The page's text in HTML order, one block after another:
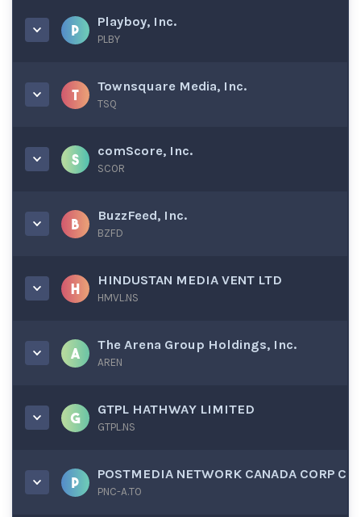
Playboy, Inc.
PLBY
Townsquare Media, Inc.
TSQ
comScore, Inc.
SCOR
BuzzFeed, Inc.
BZFD
HINDUSTAN MEDIA VENT LTD
HMVL.NS
The Arena Group Holdings, Inc.
AREN
GTPL HATHWAY LIMITED
GTPL.NS
POSTMEDIA NETWORK CANADA CORP C
PNC-A.TO